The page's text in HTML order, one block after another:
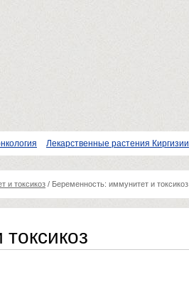
Лекарственные растения Киргизии
и токсикоз / Беременность: иммунитет и токсикоз